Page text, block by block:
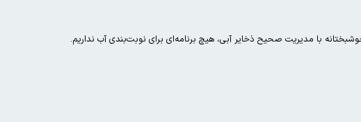
با مدیریت صحیح ذخایر آبی، هیچ برنامه‌ای برای نوبت‌بندی آب نداریم.